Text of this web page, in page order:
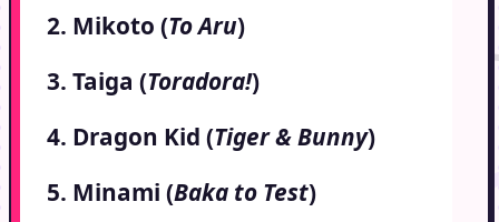
2. Mikoto (To Aru)
3. Taiga (Toradora!)
4. Dragon Kid (Tiger & Bunny)
5. Minami (Baka to Test)